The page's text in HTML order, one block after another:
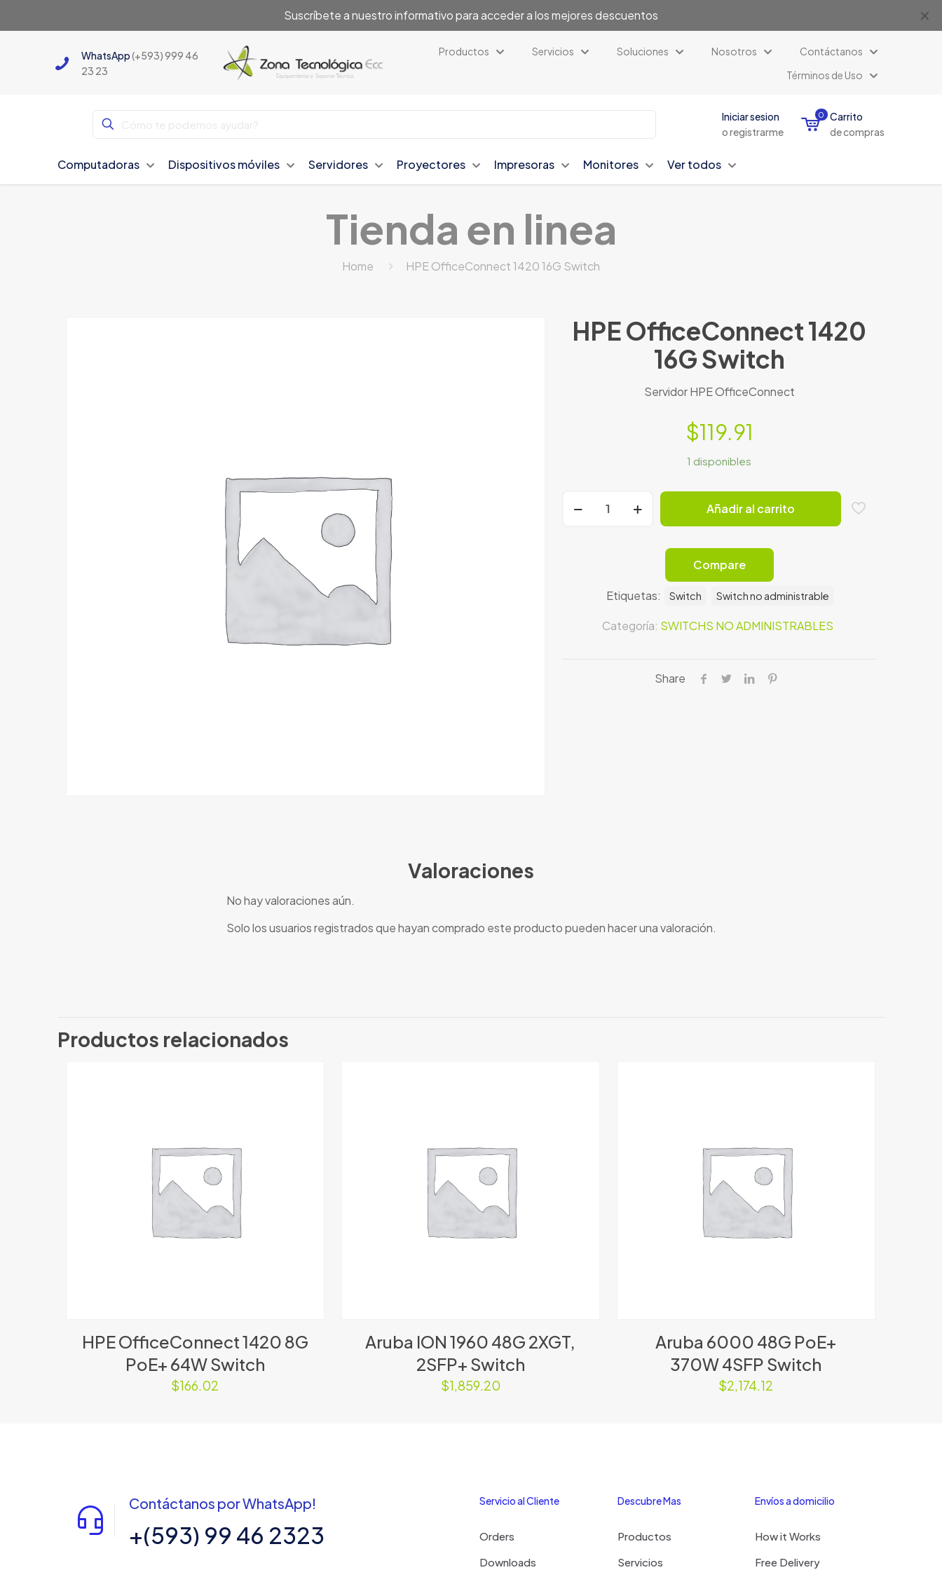
Suscríbete a nuestro informativo para acceder a los mejores descuentos ✕
WhatsApp(+593) 999 46
23 23
Productos Servicios Soluciones Nosotros
Contáctanos
Términos de Uso
Iniciar sesion
o registrarme
0
Carrito
de compras
Computadoras Dispositivos móviles Servidores Proyectores Impresoras Monitores Ver todos
Tienda en linea
Home HPE OfficeConnect 1420 16G Switch
HPE OfficeConnect 1420
16G Switch
Servidor HPE OfficeConnect
$119.91
1 disponibles
OfficeConnect
Añadir al carrito
Compare
Categoría: SWITCHS NO ADMINISTRABLES
Etiquetas: Switch Switch no administrable
Share
Valoraciones
No hay valoraciones aún.
Solo los usuarios registrados que hayan comprado este producto pueden hacer una valoración.
Productos relacionados
HPE OfficeConnect 1420 8G
PoE+ 64W Switch
$166.02
Aruba ION 1960 48G 2XGT,
2SFP+ Switch
$1,859.20
Aruba 6000 48G PoE+
370W 4SFP Switch
$2,174.12
Contáctanos por WhatsApp!
+(593) 99 46 2323
Servicio al Cliente
Orders
Downloads
Descubre Mas
Productos
Servicios
Envíos a domicilio
How it Works
Free Delivery